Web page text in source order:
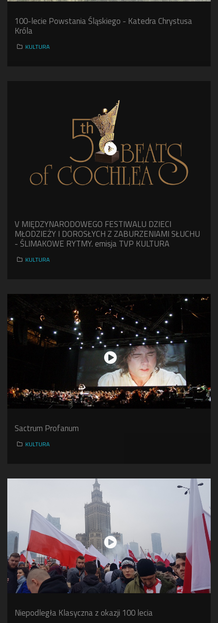
100-lecie Powstania Śląskiego - Katedra Chrystusa
Króla
KULTURA
V MIĘDZYNARODOWEGO FESTIWALU DZIECI
MŁODZIEŻY I DOROSŁYCH Z ZABURZENIAMI SŁUCHU
- ŚLIMAKOWE RYTMY. emisja TVP KULTURA
KULTURA
Sactrum Profanum
KULTURA
Niepodległa Klasyczna z okazji 100 lecia